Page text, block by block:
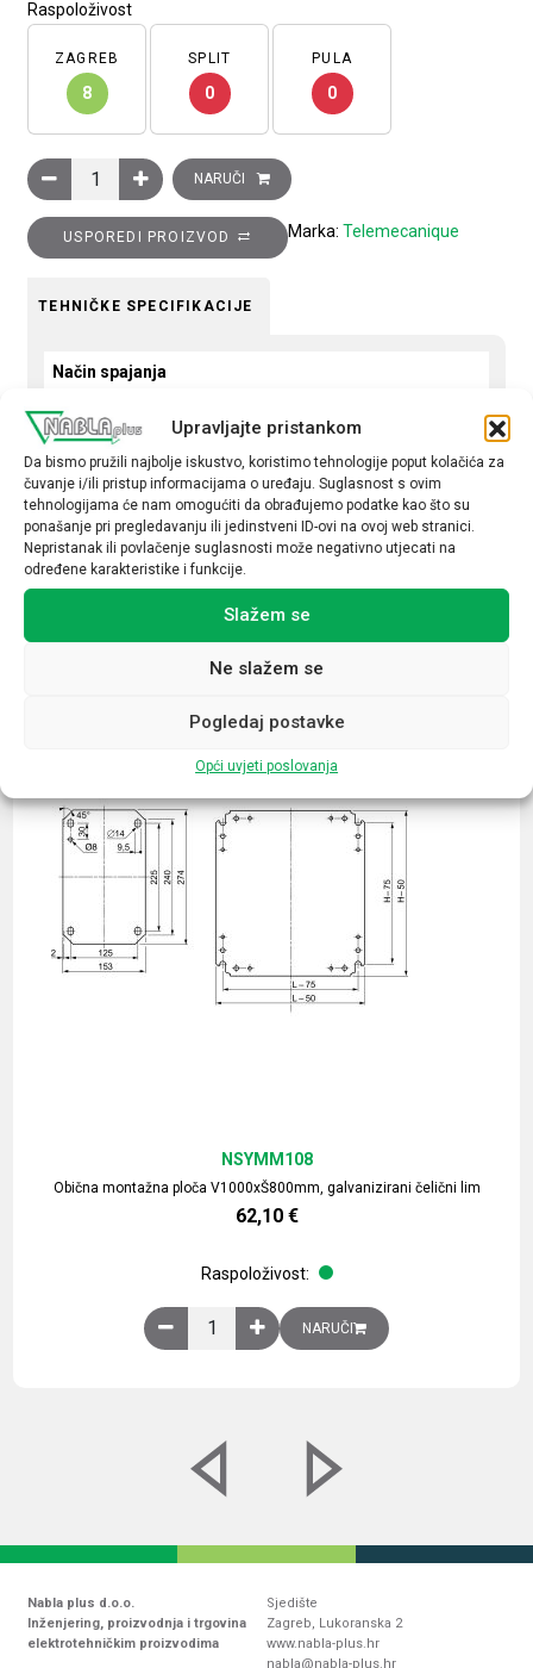
Upravljajte pristankom
Da bismo pružili najbolje iskustvo, koristimo tehnologije poput kolačića za
čuvanje i/ili pristup informacijama o uređaju. Suglasnost s ovim
tehnologijama će nam omogućiti da obrađujemo podatke kao što su
ponašanje pri pregledavanju ili jedinstveni ID-ovi na ovoj web stranici.
Nepristanak ili povlačenje suglasnosti može negativno utjecati na
određene karakteristike i funkcije.
Slažem se
Ne slažem se
Pogledaj postavke
Opći uvjeti poslovanja
Raspoloživost
ZAGREB
8
SPLIT
0
PULA
0
Konektor ženski sa kabelom 5m kutni, M12, 4-pina količina
NARUČI
USPOREDI PROIZVOD Marka: Telemecanique
TEHNIČKE SPECIFIKACIJE
Način spajanja
Konektor
Kabel (m)
5
Povezani proizvodi
Obična montažna ploča V1000xŠ800mm, galvanizirani čelični lim
NSYMM108
62,10 €
Raspoloživost:
Obična montažna ploča V1000xŠ800mm,
NARUČI
Nabla plus d.o.o.
Inženjering, proizvodnja i trgovina
elektrotehničkim proizvodima
Sjedište
Zagreb, Lukoranska 2
www.nabla-plus.hr
nabla@nabla-plus.hr